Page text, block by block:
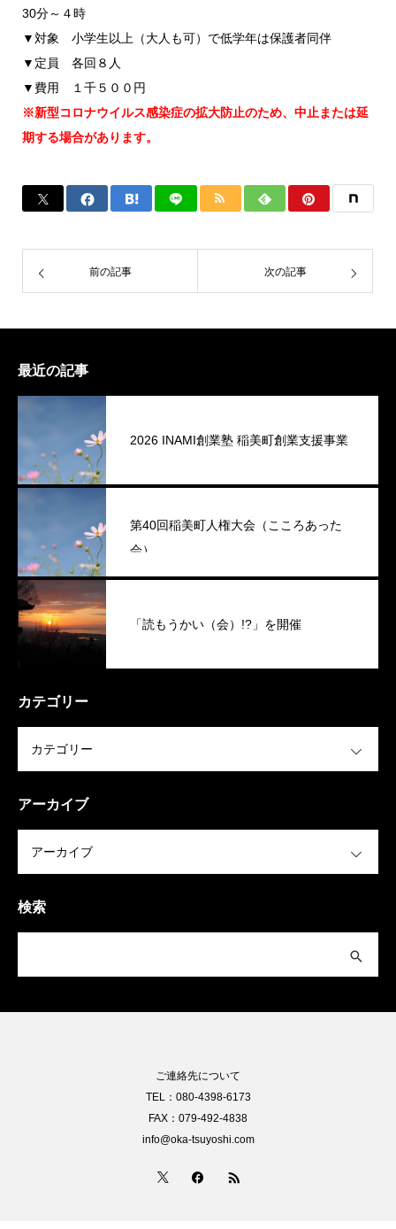
30分～４時
▼対象 小学生以上（大人も可）で低学年は保護者同伴
▼定員 各回８人
▼費用 １千５００円
※新型コロナウイルス感染症の拡大防止のため、中止または延
期する場合があります。
前の記事 次の記事
最近の記事
2026 INAMI創業塾 稲美町創業支援事業
第40回稲美町人権大会（こころあった
会）
「読もうかい（会）!?」を開催
カテゴリー
アーカイブ
検索
ご連絡先について
TEL：080-4398-6173
FAX：079-492-4838
info@oka-tsuyoshi.com